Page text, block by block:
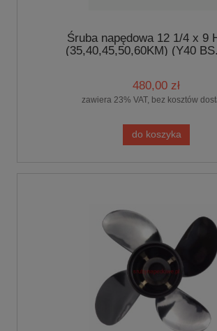
Śruba napędowa 12 1/4 x 9
(35,40,45,50,60KM) (Y40
480,00 zł
zawiera 23% VAT, bez kosztów
do koszyka